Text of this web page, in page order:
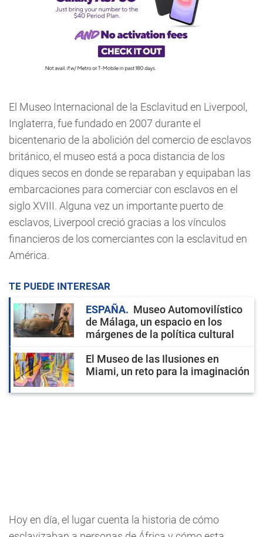
El Museo Internacional de la Esclavitud en Liverpool,
Inglaterra, fue fundado en 2007 durante el
bicentenario de la abolición del comercio de esclavos
británico, el museo está a poca distancia de los
diques secos en donde se reparaban y equipaban las
embarcaciones para comerciar con esclavos en el
siglo XVIII. Alguna vez un importante puerto de
esclavos, Liverpool creció gracias a los vínculos
financieros de los comerciantes con la esclavitud en
América.
TE PUEDE INTERESAR
ESPAÑA
Museo Automovilístico
de Málaga, un espacio en los
márgenes de la política cultural
El Museo de las Ilusiones en
Miami, un reto para la imaginación
Hoy en día, el lugar cuenta la historia de cómo